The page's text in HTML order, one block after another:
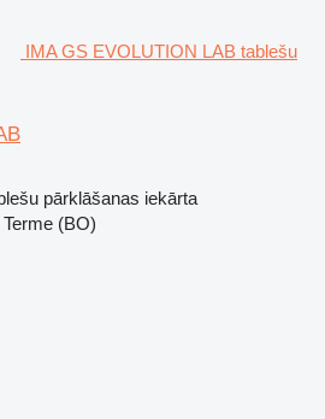
IMA GS EVOLUTION LAB tablešu
pārklāšanas iekārta
(BO)